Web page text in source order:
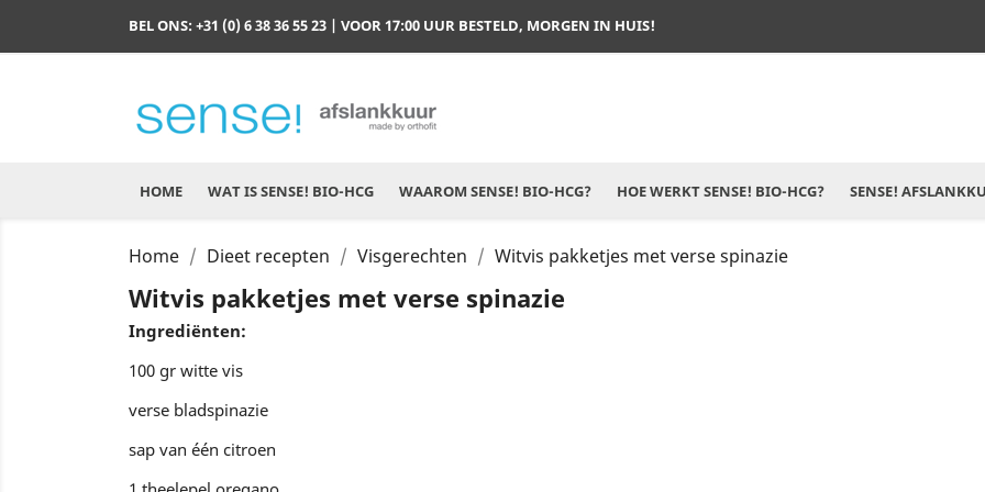
BEL ONS: +31 (0) 6 38 36 55 23 | VOOR 17:00 UUR BESTELD, MORGEN IN HUIS!
HOME WAT IS SENSE! BIO-HCG WAAROM SENSE! BIO-HCG? HOE WERKT SENSE! BIO-HCG? SENSE!
Home Dieet recepten Visgerechten Witvis pakketjes met verse spinazie
Witvis pakketjes met verse spinazie
Ingrediënten:
100 gr witte vis
verse bladspinazie
sap van één citroen